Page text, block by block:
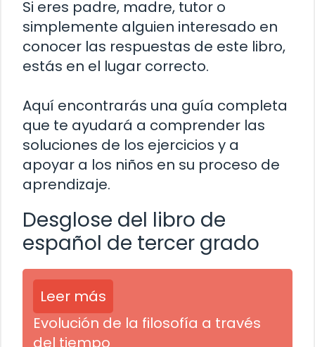
Si eres padre, madre, tutor o
simplemente alguien interesado en
conocer las respuestas de este libro,
estás en el lugar correcto.
Aquí encontrarás una guía completa
que te ayudará a comprender las
soluciones de los ejercicios y a
apoyar a los niños en su proceso de
aprendizaje.
Desglose del libro de
español de tercer grado
Leer más
Evolución de la filosofía a través
del tiempo